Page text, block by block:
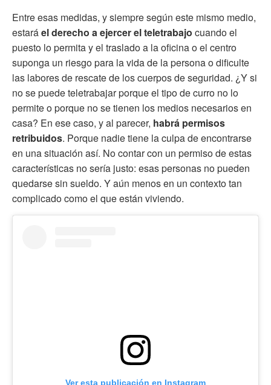
Entre esas medidas, y siempre según este mismo medio,
estaráel derecho a ejercer el teletrabajo cuando el
puesto lo permita y el traslado a la oficina o el centro
suponga un riesgo para la vida de la persona o dificulte
las labores de rescate de los cuerpos de seguridad. ¿Y si
no se puede teletrabajar porque el tipo de curro no lo
permite o porque no se tienen los medios necesarios en
casa? En ese caso, y al parecer, habrá permisos
retribuidos. Porque nadie tiene la culpa de encontrarse
en una situación así. No contar con un permiso de estas
características no sería justo: esas personas no pueden
quedarse sin sueldo. Y aún menos en un contexto tan
complicado como el que están viviendo.
Ver esta publicación en Instagram